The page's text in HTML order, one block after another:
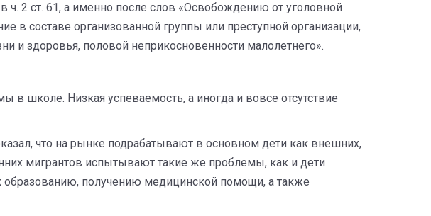
2 ст. 61, а именно после слов «Освобождению от уголовной
в составе организованной группы или преступной организации,
здоровья, половой неприкосновенности малолетнего».
школе. Низкая успеваемость, а иногда и вовсе отсутствие
что на рынке подрабатывают в основном дети как внешних,
мигрантов испытывают такие же проблемы, как и дети
образованию, получению медицинской помощи, а также